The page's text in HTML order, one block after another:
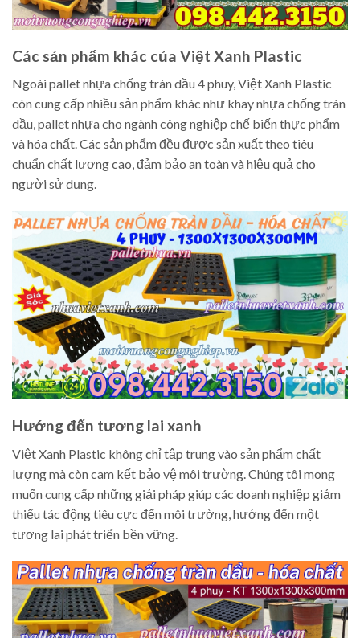
Các sản phẩm khác của Việt Xanh Plastic
Ngoài pallet nhựa chống tràn dầu 4 phuy, Việt Xanh Plastic
còn cung cấp nhiều sản phẩm khác như khay nhựa chống tràn
dầu, pallet nhựa cho ngành công nghiệp chế biến thực phẩm
và hóa chất. Các sản phẩm đều được sản xuất theo tiêu
chuẩn chất lượng cao, đảm bảo an toàn và hiệu quả cho
người sử dụng.
Hướng đến tương lai xanh
Việt Xanh Plastic không chỉ tập trung vào sản phẩm chất
lượng mà còn cam kết bảo vệ môi trường. Chúng tôi mong
muốn cung cấp những giải pháp giúp các doanh nghiệp giảm
thiểu tác động tiêu cực đến môi trường, hướng đến một
tương lai phát triển bền vững.